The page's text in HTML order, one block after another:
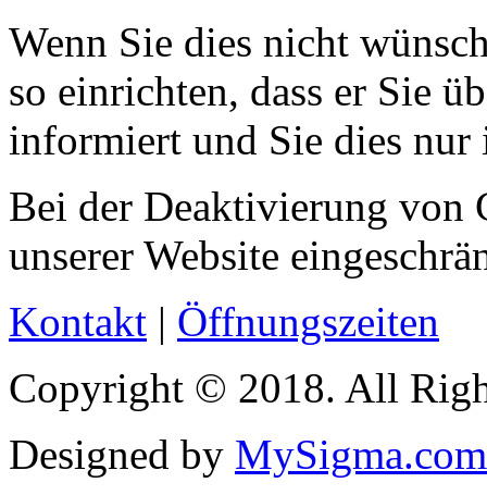
Wenn Sie dies nicht
so einrichten, dass er Sie
informiert und Sie dies
Bei der Deaktivierung von
unserer Website
Kontakt | Öffnungszeiten
Copyright © 2018. All
Designed by MySigma.com